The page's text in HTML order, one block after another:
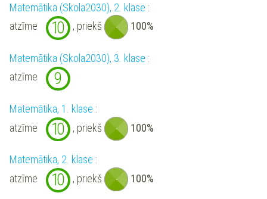
Matemātika (Skola2030), 2. klase :
atzīme
10 , priekš 100%
Matemātika (Skola2030), 3. klase :
atzīme
9
Matemātika, 1. klase :
atzīme
10 , priekš 100%
Matemātika, 2. klase :
atzīme
10 , priekš 100%